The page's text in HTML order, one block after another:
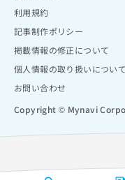
利用規約
記事制作ポリシー
掲載情報の修正について
個人情報の取り扱いについて
お問い合わせ
Copyright © Mynavi